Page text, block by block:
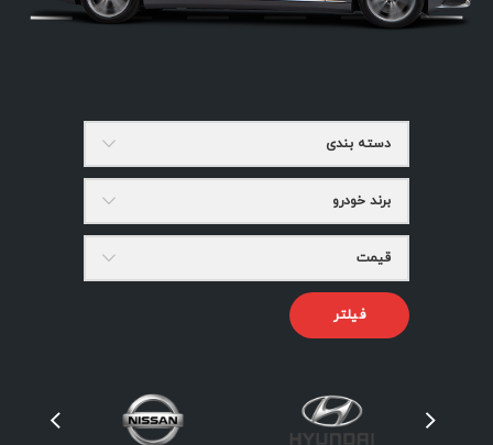
دسته بندی
برند خودرو
قیمت
فیلتر